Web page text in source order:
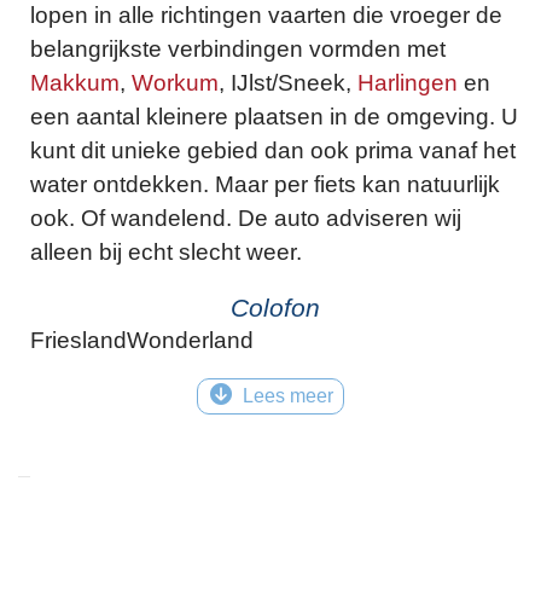
lopen in alle richtingen vaarten die vroeger de
belangrijkste verbindingen vormden met
Makkum, Workum, IJlst/Sneek, Harlingen en
een aantal kleinere plaatsen in de omgeving. U
kunt dit unieke gebied dan ook prima vanaf het
water ontdekken. Maar per fiets kan natuurlijk
ook. Of wandelend. De auto adviseren wij
alleen bij echt slecht weer.
Colofon
FrieslandWonderland
Lees meer